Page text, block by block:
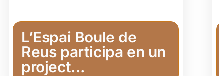
L’Espai Boule de
Reus participa en un
project...